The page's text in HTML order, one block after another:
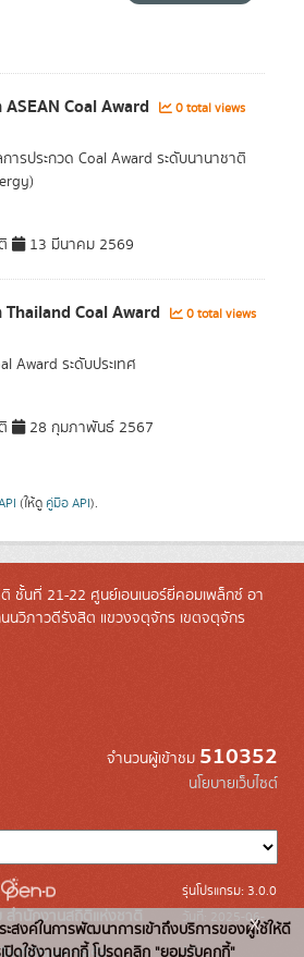
Coal Award
0 total views
ารประกวด Coal Award ระดับนานาชาติ
13 มีนาคม 2569
Coal Award
0 total views
Award ระดับประเทศ
28 กุมภาพันธ์ 2567
(ให้ดู คู่มือ API).
ชั้นที่ 21-22 ศูนย์เอนเนอร์ยี่คอมเพล็กซ์ อา
นวิภาวดีรังสิต แขวงจตุจักร เขตจตุจักร
จำนวนผู้เข้าชม 510352
นโยบายเว็บไซต์
สำนักงานสถิติแห่งชาติ
รุ่นโปรแกรม: 3.0.0
วันที่: 2025-06-
10
ะสงค์ในการพัฒนาการเข้าถึงบริการของผู้ใช้ให้ดี
ปิดใช้งานคุกกี้ โปรดคลิก "ยอมรับคุกกี้"
x